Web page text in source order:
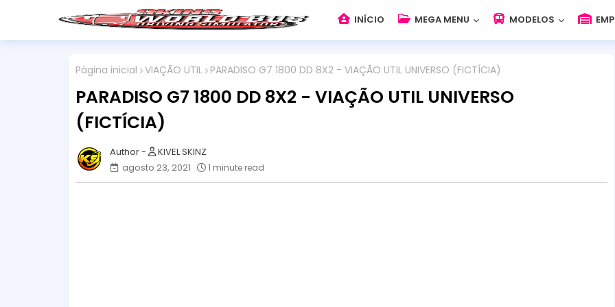
INÍCIO MEGA MENU MODELOS
Página inicial VIAÇÃO UTIL PARADISO G7 1800 DD 8X2 - VIAÇÃO UTIL UNIVERSO (FICTÍCIA)
PARADISO G7 1800 DD 8X2 - VIAÇÃO UTIL UNIVERSO
(FICTÍCIA)
KIVEL SKINZ
agosto 23, 2021
1 minute read